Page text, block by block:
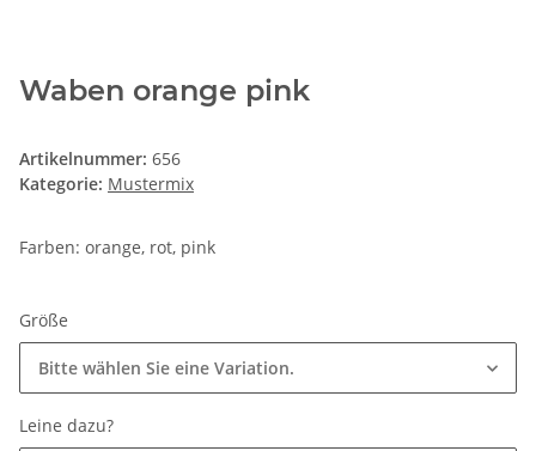
Waben orange pink
Artikelnummer: 656
Kategorie: Mustermix
Farben: orange, rot, pink
Größe
Bitte wählen Sie eine Variation.
Leine dazu?